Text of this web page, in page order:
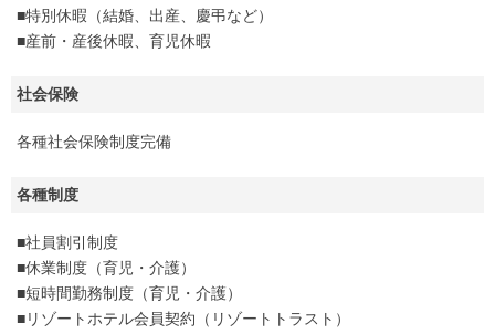
■特別休暇（結婚、出産、慶弔など）
■産前・産後休暇、育児休暇
社会保険
各種社会保険制度完備
各種制度
■社員割引制度
■休業制度（育児・介護）
■短時間勤務制度（育児・介護）
■リゾートホテル会員契約（リゾートトラスト）